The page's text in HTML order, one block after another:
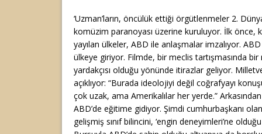
‘Uzman’ların, öncülük ettiği örgütlenmeler 2.
komüzim paranoyası üzerine kuruluyor. İlk önce,
yayılan ülkeler, ABD ile anlaşmalar imzalıyor.
ülkeye giriyor. Filmde, bir meclis tartışmasında
yardakçısı olduğu yönünde itirazlar geliyor.
açıklıyor: “Burada ideolojiyi değil coğrafyayı
çok uzak, ama Amerikalılar her yerde.”
ABD’de eğitime gidiyor. Şimdi cumhurbaşkanı
gelişmiş sınıf bilincini, ‘engin deneyimleri’ne